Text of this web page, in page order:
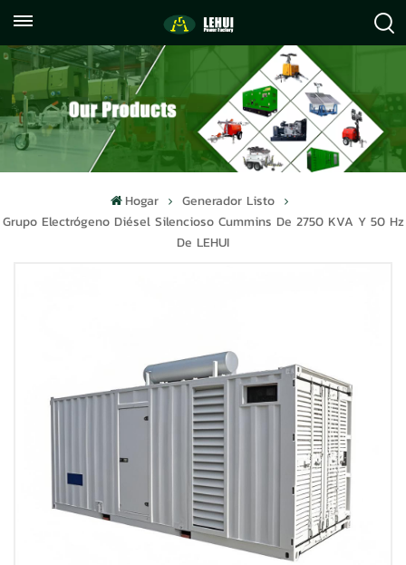
059122071372
info@lehuipowerfactory.com
Hogar
Generador Listo
Grupo Electrógeno Diésel Silencioso Cummins De 2750 KVA Y 50 Hz
De LEHUI